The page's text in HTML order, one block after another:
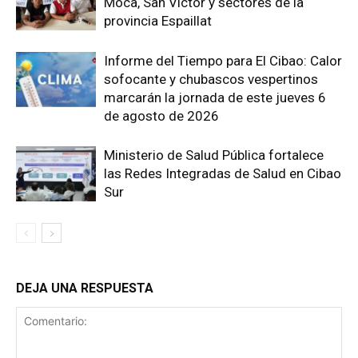
provincia Espaillat
Informe del Tiempo para El Cibao: Calor
sofocante y chubascos vespertinos
marcarán la jornada de este jueves 6
de agosto de 2026
Ministerio de Salud Pública fortalece
las Redes Integradas de Salud en Cibao
Sur
DEJA UNA RESPUESTA